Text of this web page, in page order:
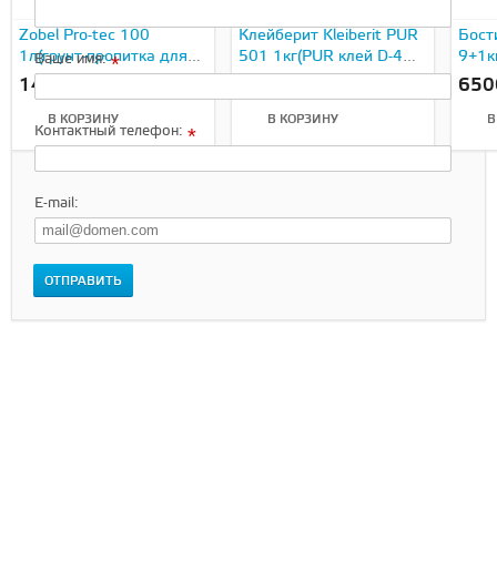
Zobel Pro-tec 100
1л(грунт-пропитка для
дерева)
1400.00
В КОРЗИНУ
Клейберит Kleiberit PUR
501 1кг(PUR клей D-4
для дерева)
В КОРЗИНУ
клей
Ваше имя: *
Контактный телефон: *
E-mail:
ОТПРАВИТЬ